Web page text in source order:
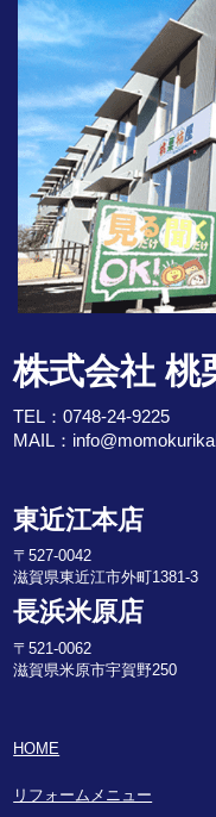
株式会社 桃
TEL：0748-24-9225
MAIL：
東近江本店
〒527-0042
滋賀県東近江市外町1381-3
長浜米原店
〒521-0062
滋賀県米原市宇賀野250
HOME
リフォームメニュー